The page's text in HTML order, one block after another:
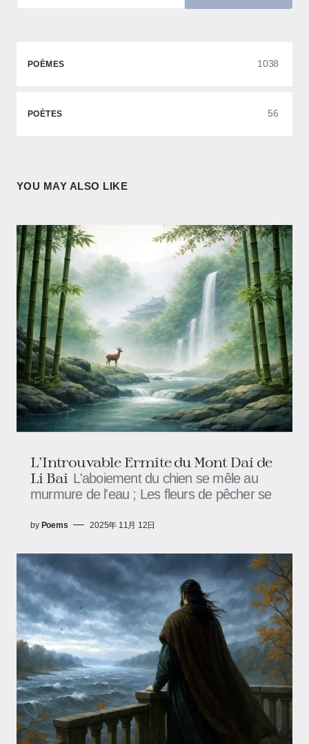
POÈMES 1038
POÈTES 56
YOU MAY ALSO LIKE
L'Introuvable Ermite du Mont Dai de
Li Bai L'aboiement du chien se mêle au
murmure de l'eau ; Les fleurs de pêcher se
by Poems 2025年 11月 12日